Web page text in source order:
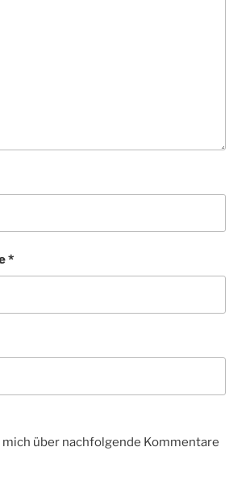
*
über nachfolgende Kommentare